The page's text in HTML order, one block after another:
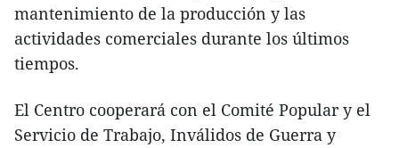
mantenimiento de la producción y las
actividades comerciales durante los últimos
tiempos.
El Centro cooperará con el Comité Popular y el
Servicio de Trabajo, Inválidos de Guerra y